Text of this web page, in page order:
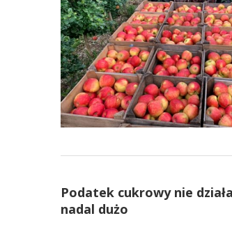
Podatek cukrowy nie
nadal dużo